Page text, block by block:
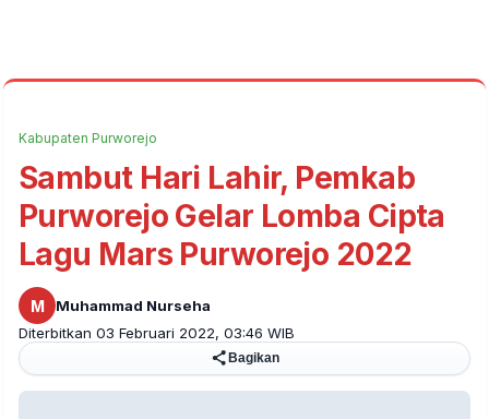
Kabupaten Purworejo
Sambut Hari Lahir, Pemkab
Purworejo Gelar Lomba Cipta
Lagu Mars Purworejo 2022
M
Muhammad Nurseha
Diterbitkan 03 Februari 2022, 03:46 WIB
Bagikan